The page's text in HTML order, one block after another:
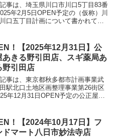
事は、埼玉県川口市川口5丁目83番
年2月5日OPEN予定の（仮称）川
口五丁目計画について書かれてい
！【2025年12月31日】公
あきる野引田店、スギ薬局あ
野引田店
事は、東京都秋多都市計画事業武
駅北口土地区画整理事業第26街区
年12月31日OPEN予定の公正屋あ
！【2024年10月17日】フ
ドマート八日市妙法寺店